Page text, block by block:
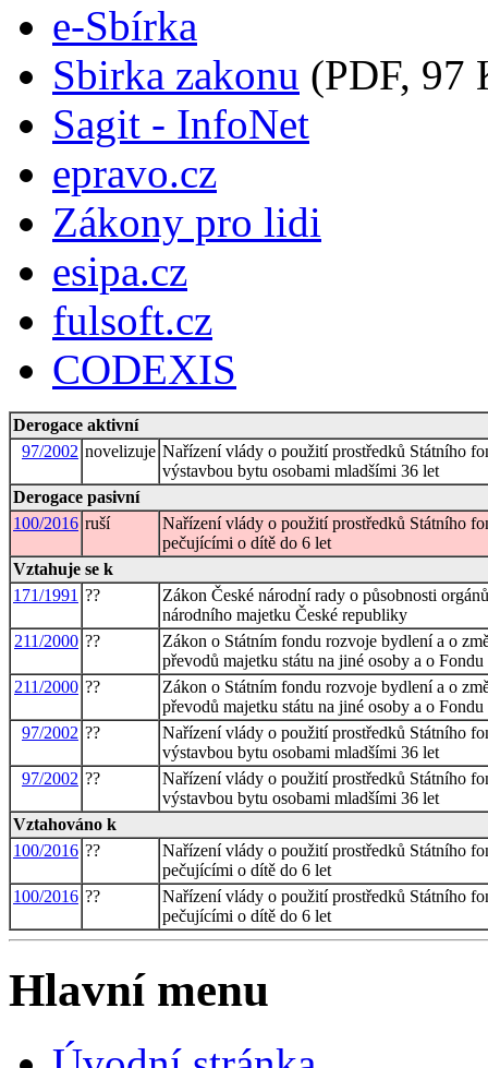
e-Sbírka
Sbirka zakonu (PDF, 97
Sagit - InfoNet
epravo.cz
Zákony pro lidi
esipa.cz
fulsoft.cz
CODEXIS
Derogace aktivní
97/2002 novelizuje Nařízení vlády o použití prostředků Státního
výstavbou bytu osobami mladšími 36 let
Derogace pasivní
100/2016 ruší
Nařízení vlády o použití prostředků Státního
pečujícími o dítě do 6 let
Vztahuje se k
171/1991 ??
Zákon České národní rady o působnosti
národního majetku České republiky
211/2000 ??
Zákon o Státním fondu rozvoje bydlení a o
převodů majetku státu na jiné osoby a o
211/2000 ??
Zákon o Státním fondu rozvoje bydlení a o
převodů majetku státu na jiné osoby a o
97/2002 ??
Nařízení vlády o použití prostředků Státního
výstavbou bytu osobami mladšími 36 let
97/2002 ??
Nařízení vlády o použití prostředků Státního
výstavbou bytu osobami mladšími 36 let
Vztahováno k
100/2016 ??
Nařízení vlády o použití prostředků Státního
pečujícími o dítě do 6 let
100/2016 ??
Nařízení vlády o použití prostředků Státního
pečujícími o dítě do 6 let
Hlavní menu